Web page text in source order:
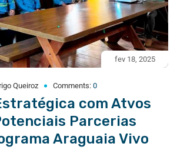
fev 18, 2025
Queiroz Comments: 0
com Atvos
Parcerias
Araguaia Vivo